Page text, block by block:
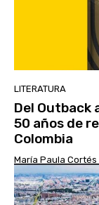
LITERATURA
Del Outback
50 años de
Colombia
María Paula